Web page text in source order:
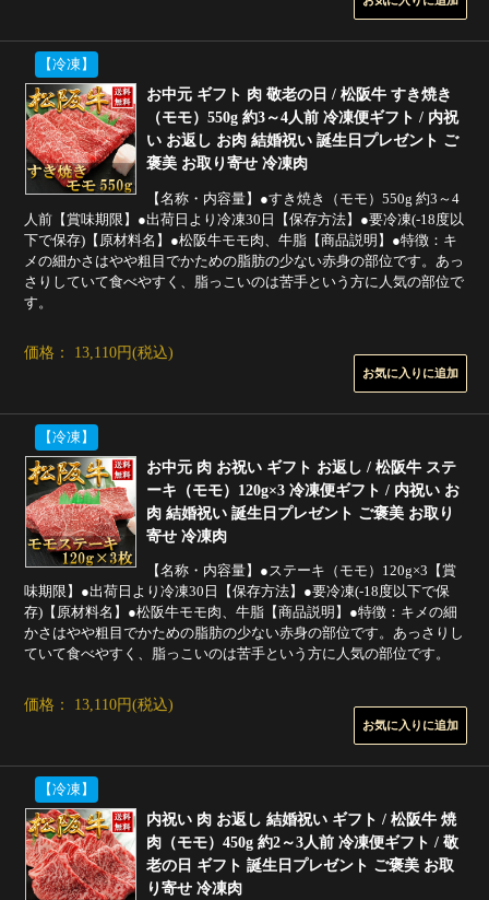
【冷凍】
お中元 ギフト 肉 敬老の日 / 松阪牛 すき焼き
（モモ）550g 約3～4人前 冷凍便ギフト / 内祝
い お返し お肉 結婚祝い 誕生日プレゼント ご
褒美 お取り寄せ 冷凍肉
【名称・内容量】●すき焼き（モモ）550g 約3～4
人前【賞味期限】●出荷日より冷凍30日【保存方法】●要冷凍(-18度以
下で保存)【原材料名】●松阪牛モモ肉、牛脂【商品説明】●特徴：キ
メの細かさはやや粗目でかための脂肪の少ない赤身の部位です。あっ
さりしていて食べやすく、脂っこいのは苦手という方に人気の部位で
す。
価格： 13,110円(税込)
【冷凍】
お中元 肉 お祝い ギフト お返し / 松阪牛 ステ
ーキ（モモ）120g×3 冷凍便ギフト / 内祝い お
肉 結婚祝い 誕生日プレゼント ご褒美 お取り
寄せ 冷凍肉
【名称・内容量】●ステーキ（モモ）120g×3【賞
味期限】●出荷日より冷凍30日【保存方法】●要冷凍(-18度以下で保
存)【原材料名】●松阪牛モモ肉、牛脂【商品説明】●特徴：キメの細
かさはやや粗目でかための脂肪の少ない赤身の部位です。あっさりし
ていて食べやすく、脂っこいのは苦手という方に人気の部位です。
価格： 13,110円(税込)
【冷凍】
内祝い 肉 お返し 結婚祝い ギフト / 松阪牛 焼
肉（モモ）450g 約2～3人前 冷凍便ギフト / 敬
老の日 ギフト 誕生日プレゼント ご褒美 お取
り寄せ 冷凍肉